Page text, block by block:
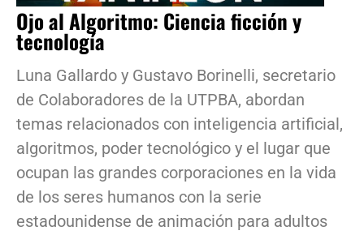
Ojo al Algoritmo: Ciencia ficción y
tecnología
Luna Gallardo y Gustavo Borinelli, secretario
de Colaboradores de la UTPBA, abordan
temas relacionados con inteligencia artificial,
algoritmos, poder tecnológico y el lugar que
ocupan las grandes corporaciones en la vida
de los seres humanos con la serie
estadounidense de animación para adultos